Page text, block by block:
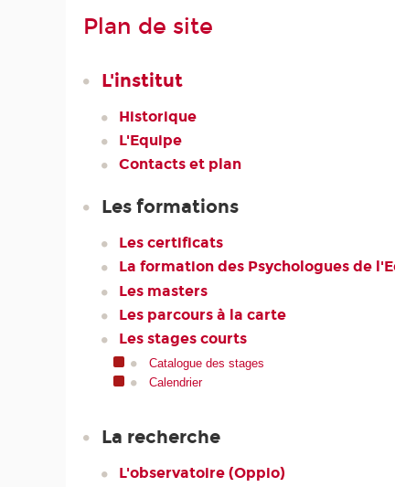
Plan de site
L'institut
Historique
L'Equipe
Contacts et plan
Les formations
Les certificats
La formation des Psychologues de
Les masters
Les parcours à la carte
Les stages courts
Catalogue des stages
Calendrier
La recherche
L'observatoire (Oppio)